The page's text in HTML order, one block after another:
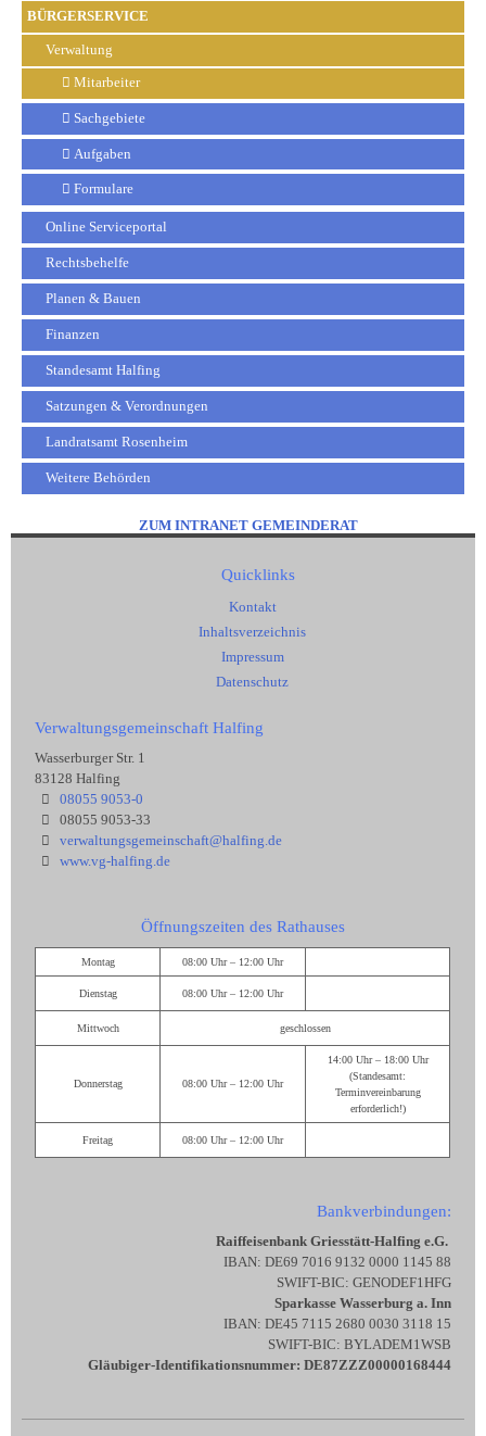
BÜRGERSERVICE
Verwaltung
Mitarbeiter
Sachgebiete
Aufgaben
Formulare
Online Serviceportal
Rechtsbehelfe
Planen & Bauen
Finanzen
Standesamt Halfing
Satzungen & Verordnungen
Landratsamt Rosenheim
Weitere Behörden
ZUM INTRANET GEMEINDERAT
Quicklinks
Kontakt
Inhaltsverzeichnis
Impressum
Datenschutz
Verwaltungsgemeinschaft Halfing
Wasserburger Str. 1
83128 Halfing
08055 9053-0
08055 9053-33
verwaltungsgemeinschaft@halfing.de
www.vg-halfing.de
Öffnungszeiten des Rathauses
Montag 08:00 Uhr – 12:00 Uhr
Dienstag 08:00 Uhr – 12:00 Uhr
Mittwoch geschlossen
Donnerstag 08:00 Uhr – 12:00 Uhr
14:00 Uhr – 18:00 Uhr
(Standesamt:
Terminvereinbarung
erforderlich!)
Freitag 08:00 Uhr – 12:00 Uhr
Bankverbindungen:
Raiffeisenbank Griesstätt-Halfing e.G.
IBAN: DE69 7016 9132 0000 1145 88
SWIFT-BIC: GENODEF1HFG
Sparkasse Wasserburg a. Inn
IBAN: DE45 7115 2680 0030 3118 15
SWIFT-BIC: BYLADEM1WSB
Gläubiger-Identifikationsnummer: DE87ZZZ00000168444